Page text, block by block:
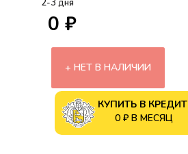
2-3 дня
0 ₽
НЕТ В НАЛИЧИИ
КУПИТЬ В КРЕДИТ
0 ₽ В МЕСЯЦ